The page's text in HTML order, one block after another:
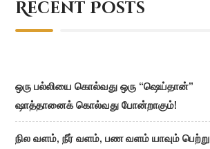
Recent Posts
ஒரு பல்லியை கொல்வது ஒரு “ஷெய்தான்”
ஷாத்தானைக் கொல்வது போன்றாகும்!
நில வளம், நீர் வளம், பண வளம் யாவும் பெற்று